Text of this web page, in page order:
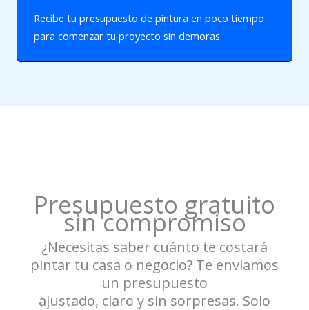
Recibe tu presupuesto de pintura en poco tiempo
para comenzar tu proyecto sin demoras.
Presupuesto gratuito
sin compromiso
¿Necesitas saber cuánto te costará
pintar tu casa o negocio? Te enviamos
un presupuesto
ajustado, claro y sin sorpresas. Solo